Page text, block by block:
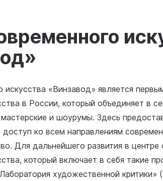
искусства «Винзавод» является
в России, который объединяет в
и шоурумы. Здесь
доступ ко всем направлениям
Для дальнейшего развития в
который включает в себя такие
художественной